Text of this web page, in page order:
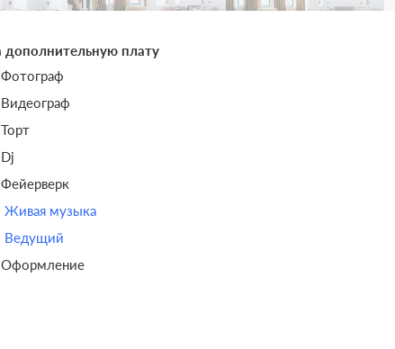
дополнительную плату
Фотограф
Видеограф
Торт
Dj
Фейерверк
Живая музыка
Ведущий
Оформление